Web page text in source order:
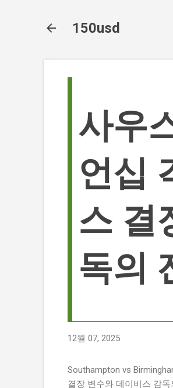
150usd
사우
언십
스 결
독의
12월 07, 2025
Southampton vs
결장 변수와 데이비스 감